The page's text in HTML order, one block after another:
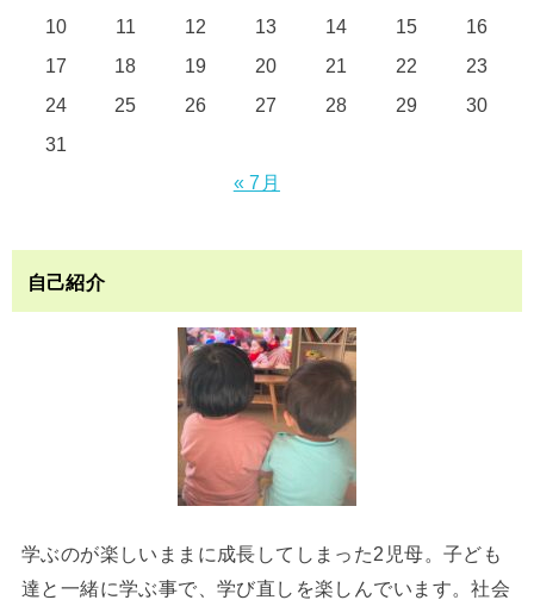
10
11 12 13 14 15
16
17
18 19 20 21 22
23
24
25 26 27 28 29
30
31
« 7月
自己紹介
学ぶのが楽しいままに成長してしまった2児母。子ども
達と一緒に学ぶ事で、学び直しを楽しんでいます。社会